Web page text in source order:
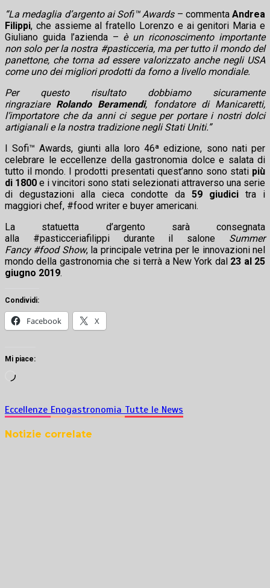
“La medaglia d’argento ai Sofi™ Awards– commenta Andrea
Filippi, che assieme al fratello Lorenzo e ai genitori Maria e
Giuliano guida l’azienda – è un riconoscimento importante
non solo per la nostra #pasticceria, ma per tutto il mondo del
panettone, che torna ad essere valorizzato anche negli USA
come uno dei migliori prodotti da forno a livello mondiale.
Per questo risultato dobbiamo sicuramente
ringraziare Rolando Beramendi, fondatore di Manicaretti,
l’importatore che da anni ci segue per portare i nostri dolci
artigianali e la nostra tradizione negli Stati Uniti.”
I Sofi™ Awards, giunti alla loro 46ª edizione, sono nati per
celebrare le eccellenze della gastronomia dolce e salata di
tutto il mondo. I prodotti presentati quest’anno sono stati più
di 1800 e i vincitori sono stati selezionati attraverso una serie
di degustazioni alla cieca condotte da 59 giudici tra i
maggiori chef, #food writer e buyer americani.
La statuetta d’argento sarà consegnata
alla #pasticceriafilippi durante il salone Summer
Fancy #food Show, la principale vetrina per le innovazioni nel
mondo della gastronomia che si terrà a New York dal 23 al 25
giugno 2019.
Condividi:
Facebook X
Mi piace:
Caricamento
Eccellenze Enogastronomia Tutte le News
Notizie correlate